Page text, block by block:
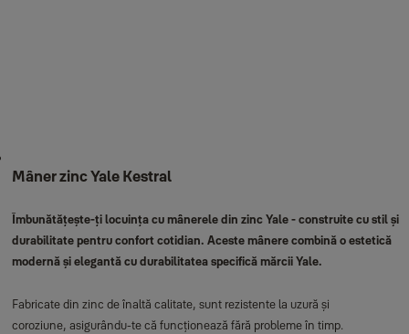
Mâner zinc Yale Kestral
Îmbunătățește-ți locuința cu mânerele din zinc Yale - construite cu stil și
durabilitate pentru confort cotidian. Aceste mânere combină o estetică
modernă și elegantă cu durabilitatea specifică mărcii Yale.
Fabricate din zinc de înaltă calitate, sunt rezistente la uzură și
coroziune, asigurându-te că funcționează fără probleme în timp.